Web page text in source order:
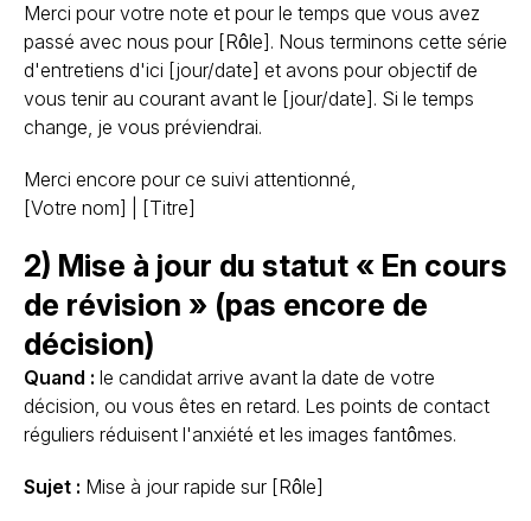
Merci pour votre note et pour le temps que vous avez
passé avec nous pour [Rôle]. Nous terminons cette série
d'entretiens d'ici [jour/date] et avons pour objectif de
vous tenir au courant avant le [jour/date]. Si le temps
change, je vous préviendrai.
Merci encore pour ce suivi attentionné,
[Votre nom] | [Titre]
2) Mise à jour du statut « En cours
de révision » (pas encore de
décision)
Quand : le candidat arrive avant la date de votre
décision, ou vous êtes en retard. Les points de contact
réguliers réduisent l'anxiété et les images fantômes.
Sujet : Mise à jour rapide sur [Rôle]